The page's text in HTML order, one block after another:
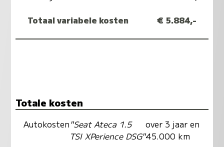
Totaal variabele kosten € 5.884,-
Totale kosten
Autokosten"Seat Ateca 1.5
TSI XPerience DSG"
over 3 jaar en
45.000 km